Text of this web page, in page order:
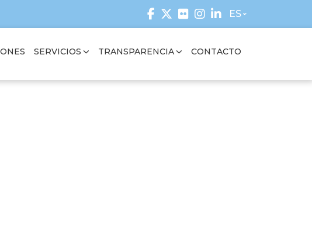
ES
SERVICIOS TRANSPARENCIA CONTACTO